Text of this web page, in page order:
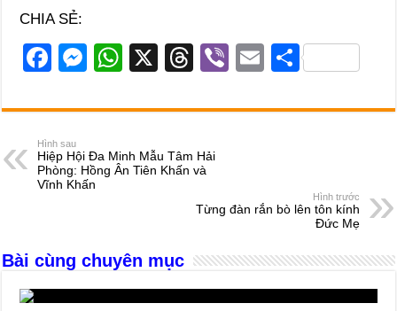
CHIA SẺ:
F
c
e
b
o
k
M
ss
n
g
W
at
A
X
T
e
d
s
Vi
er
E
ail
S
ar
Hình sau
Hiệp Hội Đa Minh Mẫu Tâm Hải
Phòng: Hồng Ân Tiên Khấn và
Vĩnh Khấn
Hình trước
Từng đàn rắn bò lên tôn kính
Đức Mẹ
Bài cùng chuyên mục